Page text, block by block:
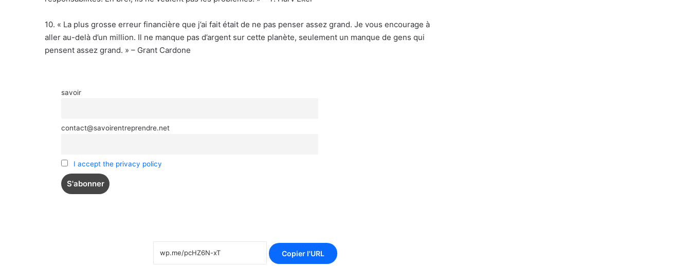
10. « La plus grosse erreur financière que j’ai fait était de ne pas penser assez grand. Je vous encourage à
aller au-delà d’un million. Il ne manque pas d’argent sur cette planète, seulement un manque de gens qui
pensent assez grand. » – Grant Cardone
savoir
contact@savoirentreprendre.net
I accept the privacy policy
Copier l'URL